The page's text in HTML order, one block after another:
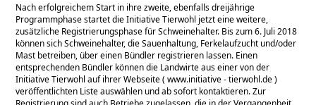
Nach erfolgreichem Start in ihre zweite, ebenfalls dreijährige
Programmphase startet die Initiative Tierwohl jetzt eine weitere,
zusätzliche Registrierungsphase für Schweinehalter. Bis zum 6. Juli 2018
können sich Schweinehalter, die Sauenhaltung, Ferkelaufzucht und/oder
Mast betreiben, über einen Bündler registrieren lassen. Einen
entsprechenden Bündler können die Landwirte aus einer von der
Initiative Tierwohl auf ihrer Webseite ( www.initiative - tierwohl.de )
veröffentlichten Liste auswählen und ab sofort kontaktieren. Zur